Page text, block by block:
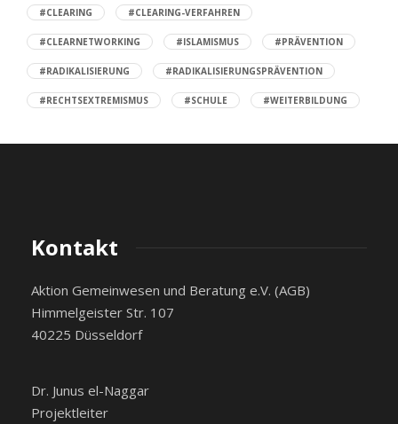
#CLEARING #CLEARING-VERFAHREN
#CLEARNETWORKING #ISLAMISMUS #PRÄVENTION
#RADIKALISIERUNG #RADIKALISIERUNGSPRÄVENTION
#RECHTSEXTREMISMUS #SCHULE #WEITERBILDUNG
Kontakt
Aktion Gemeinwesen und Beratung e.V. (AGB)
Himmelgeister Str. 107
40225 Düsseldorf
Dr. Junus el-Naggar
Projektleiter